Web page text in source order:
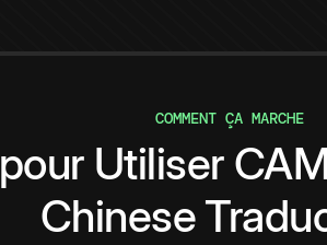
COMMENT ÇA MARCHE
pour Utiliser
Chinese